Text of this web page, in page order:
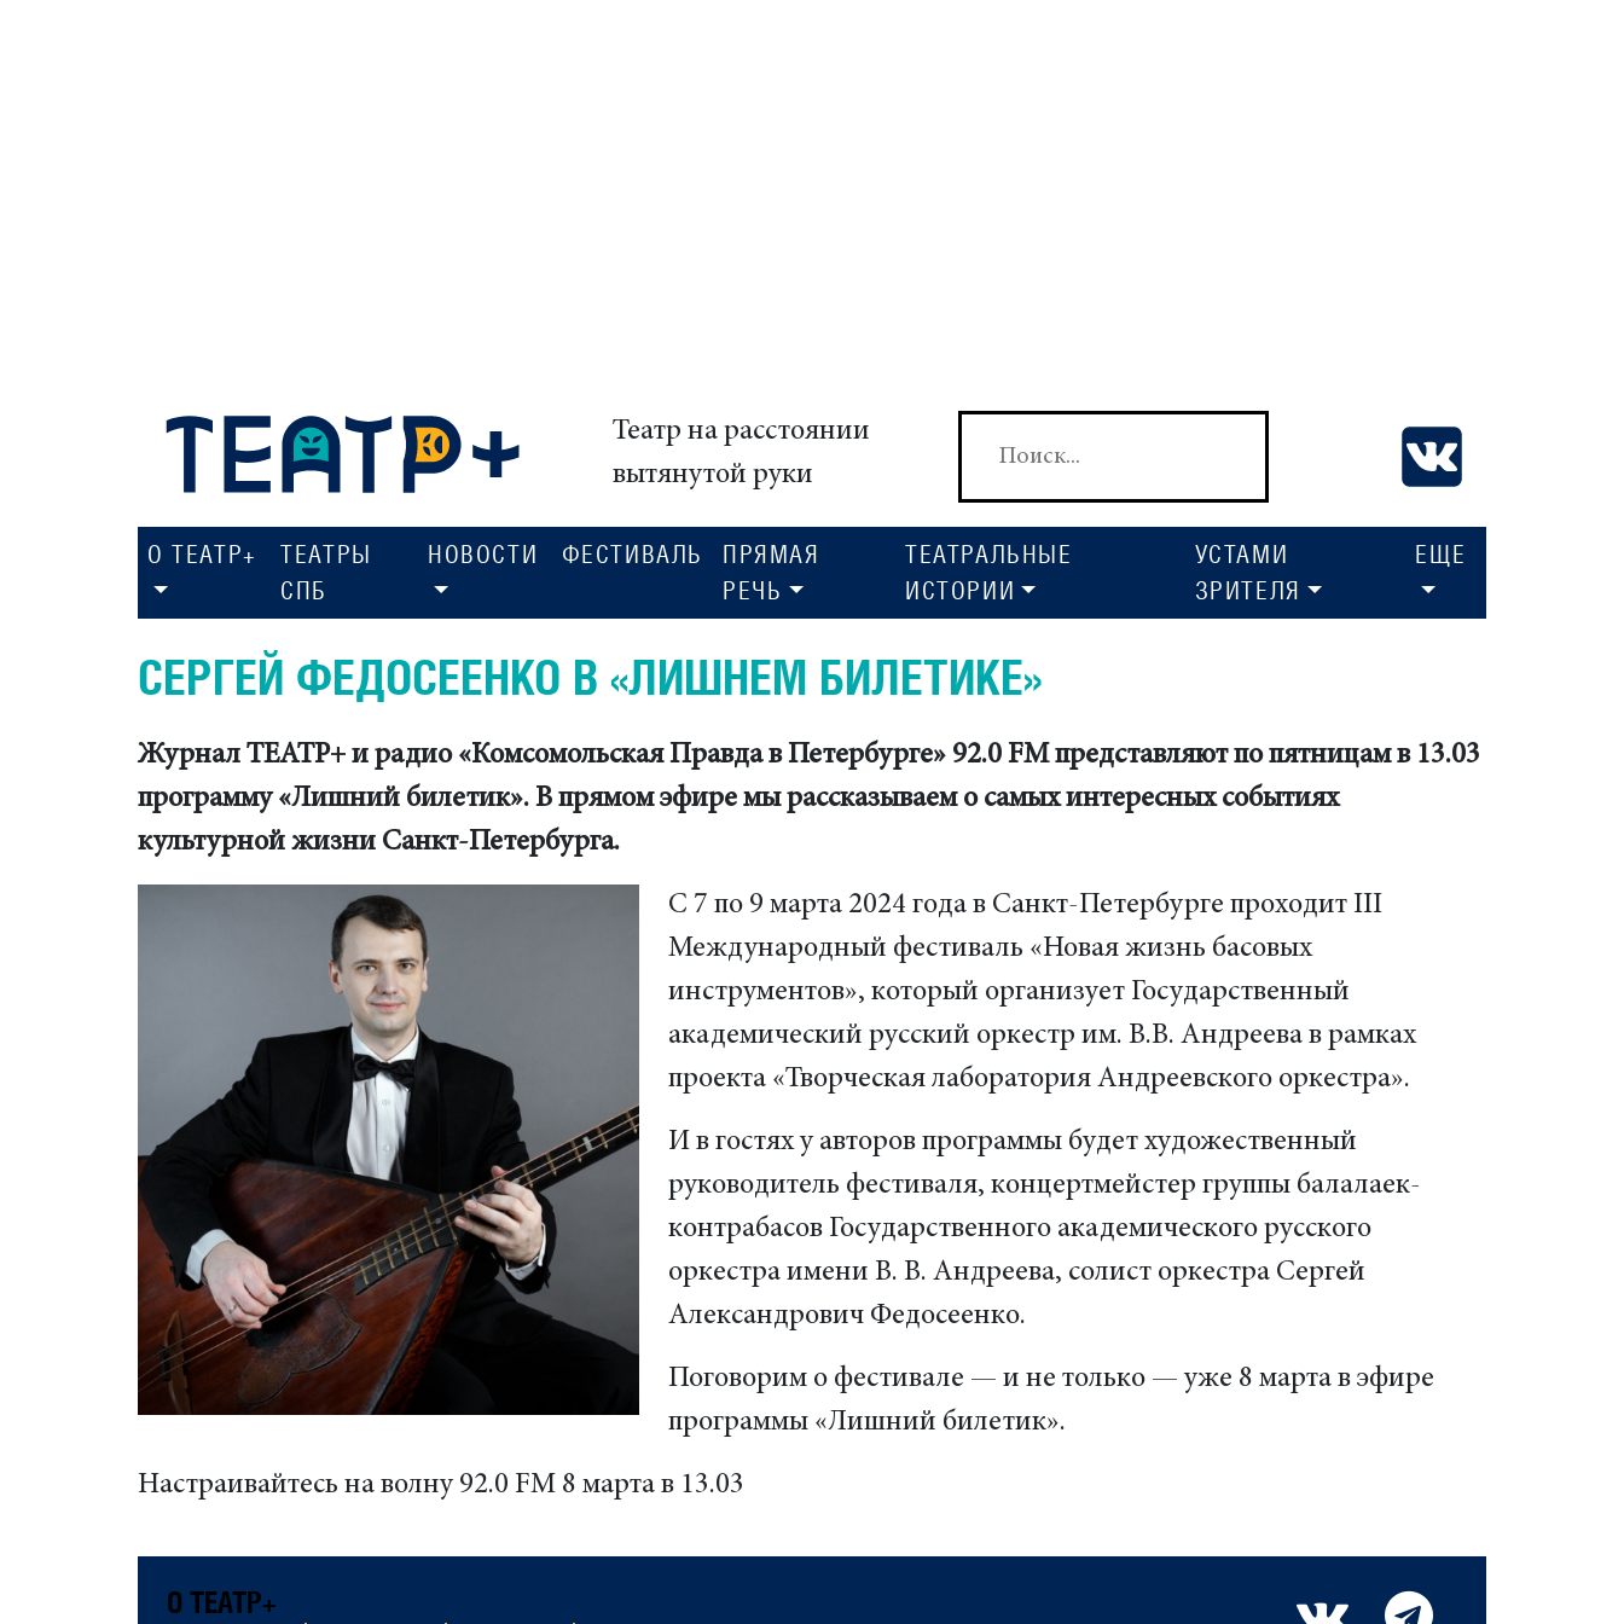
Театр на расстоянии
вытянутой руки
О ТЕАТР+
ТЕАТРЫ
СПБ
НОВОСТИ ФЕСТИВАЛЬ
ПРЯМАЯ
РЕЧЬ
ТЕАТРАЛЬНЫЕ
ИСТОРИИ
УСТАМИ
ЗРИТЕЛЯ
ЕЩЕ
СЕРГЕЙ ФЕДОСЕЕНКО В «ЛИШНЕМ БИЛЕТИКЕ»
Журнал ТЕАТР+ и радио «Комсомольская Правда в Петербурге» 92.0 FM представляют по пятницам в 13.03
программу «Лишний билетик». В прямом эфире мы рассказываем о самых интересных событиях
культурной жизни Санкт-Петербурга.
С 7 по 9 марта 2024 года в Санкт-Петербурге проходит III
Международный фестиваль «Новая жизнь басовых
инструментов», который организует Государственный
академический русский оркестр им. В.В. Андреева в рамках
проекта «Творческая лаборатория Андреевского оркестра».
И в гостях у авторов программы будет художественный
руководитель фестиваля, концертмейстер группы балалаек-
контрабасов Государственного академического русского
оркестра имени В. В. Андреева, солист оркестра Сергей
Александрович Федосеенко.
Поговорим о фестивале — и не только — уже 8 марта в эфире
программы «Лишний билетик».
Настраивайтесь на волну 92.0 FM 8 марта в 13.03
О ТЕАТР+